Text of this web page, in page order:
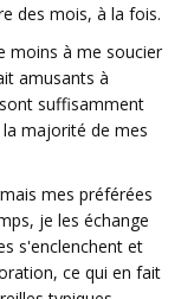
des mois, à la fois.
moins à me soucier
amusants à
suffisamment
majorité de mes
mes préférées
je les échange
s'enclenchent et
ce qui en fait